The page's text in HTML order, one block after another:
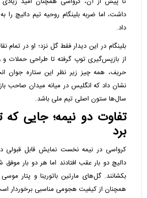
داشت، اما ضربه بلینگام روحیه تیم دالیچ را
داد.
بلینگام در این دیدار فقط گل نزد؛ او در
از بازپس‌گیری توپ گرفته تا طراحی حملات
حریف، همه چیز زیر نظر این ستاره جوان
نشان داد که انگلیس در میانه میدان صاحب
سال‌ها ستون اصلی تیم ملی باشد.
تفاوت دو نیمه؛ جایی که
برد
کرواسی در نیمه نخست نمایش قابل قبولی
دالیچ دو بار عقب افتادند اما هر دو بار
بکشانند. گل‌های مارتین باتورینا و پتار
همچنان از کیفیت هجومی مناسبی برخوردار